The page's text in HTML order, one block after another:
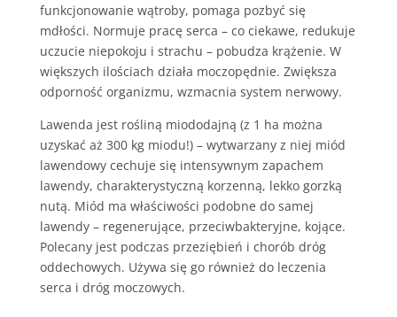
funkcjonowanie wątroby, pomaga pozbyć się
mdłości. Normuje pracę serca – co ciekawe, redukuje
uczucie niepokoju i strachu – pobudza krążenie. W
większych ilościach działa moczopędnie. Zwiększa
odporność organizmu, wzmacnia system nerwowy.
Lawenda jest rośliną miododajną (z 1 ha można
uzyskać aż 300 kg miodu!) – wytwarzany z niej miód
lawendowy cechuje się intensywnym zapachem
lawendy, charakterystyczną korzenną, lekko gorzką
nutą. Miód ma właściwości podobne do samej
lawendy – regenerujące, przeciwbakteryjne, kojące.
Polecany jest podczas przeziębień i chorób dróg
oddechowych. Używa się go również do leczenia
serca i dróg moczowych.